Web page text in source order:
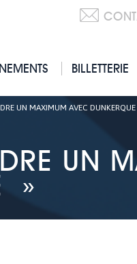
BILLETTERIE
UN MAXIMUM AVEC DUNKERQUE
UN
»